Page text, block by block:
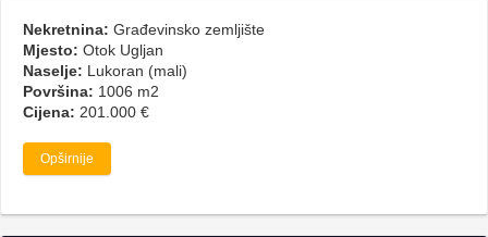
Nekretnina: Građevinsko zemljište
Mjesto: Otok Ugljan
Naselje: Lukoran (mali)
Površina: 1006 m2
Cijena: 201.000 €
Opširnije